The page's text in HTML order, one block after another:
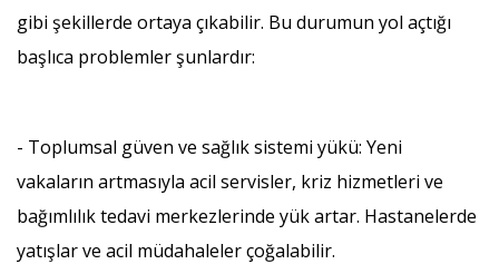
gibi şekillerde ortaya çıkabilir. Bu durumun yol açtığı
başlıca problemler şunlardır:
- Toplumsal güven ve sağlık sistemi yükü: Yeni
vakaların artmasıyla acil servisler, kriz hizmetleri ve
bağımlılık tedavi merkezlerinde yük artar. Hastanelerde
yatışlar ve acil müdahaleler çoğalabilir.